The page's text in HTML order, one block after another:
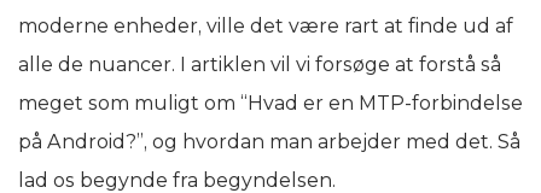
moderne enheder, ville det være rart at finde ud af
alle de nuancer. I artiklen vil vi forsøge at forstå så
meget som muligt om “Hvad er en MTP-forbindelse
på Android?”, og hvordan man arbejder med det. Så
lad os begynde fra begyndelsen.